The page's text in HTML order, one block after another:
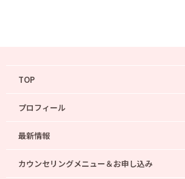
TOP
プロフィール
最新情報
カウンセリングメニュー＆お申し込み